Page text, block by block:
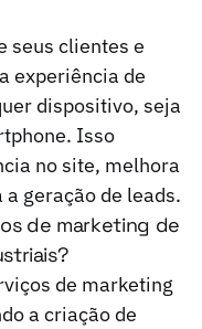
seus clientes e
experiência de
dispositivo, seja
Isso
no site, melhora
geração de leads.
de marketing de
de marketing
a criação de